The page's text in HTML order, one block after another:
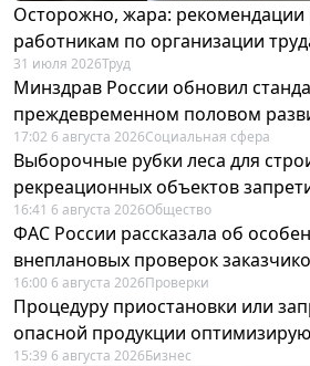
Осторожно, жара: рекомендации
работникам по организации
31 июля 2026Труд
Минздрав России обновил
преждевременном половом
17:02 6 августа 2026Социальная сфера
Выборочные рубки леса для
рекреационных объектов
16:41 6 августа 2026Общество
ФАС России рассказала об
внеплановых проверок
16:00 6 августа 2026Проверки
Процедуру приостановки или
опасной продукции
15:39 6 августа 2026Бизнес